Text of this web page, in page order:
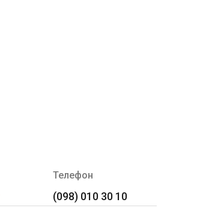
Телефон
(098) 010 30 10